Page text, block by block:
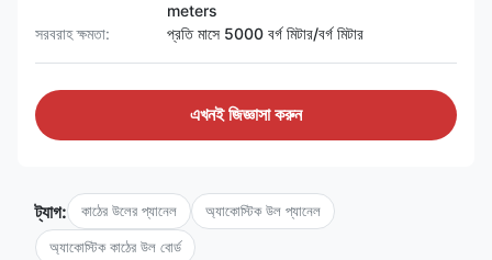
meters
সরবরাহ ক্ষমতা:
প্রতি মাসে 5000 বর্গ মিটার/বর্গ মিটার
এখনই জিজ্ঞাসা করুন
ট্যাগ: কাঠের উলের প্যানেল অ্যাকোস্টিক উল প্যানেল
অ্যাকোস্টিক কাঠের উল বোর্ড